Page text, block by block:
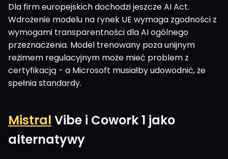
Dla firm europejskich dochodzi jeszcze AI Act.
Wdrożenie modelu na rynek UE wymaga zgodności z
wymogami transparentności dla AI ogólnego
przeznaczenia. Model trenowany poza unijnym
reżimem regulacyjnym może mieć problem z
certyfikacją - a Microsoft musiałby udowodnić, że
spełnia standardy.
Mistral Vibe i Cowork 1 jako
alternatywy